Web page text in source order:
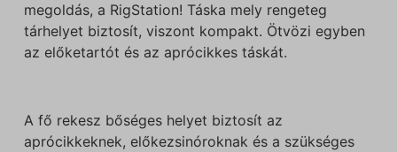
megoldás, a RigStation! Táska mely rengeteg
tárhelyet biztosít, viszont kompakt. Ötvözi egyben
az előketartót és az aprócikkes táskát.
A fő rekesz bőséges helyet biztosít az
aprócikkeknek, előkezsinóroknak és a szükséges